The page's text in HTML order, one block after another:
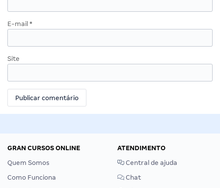
E-mail *
Site
GRAN CURSOS ONLINE
Quem Somos
Como Funciona
ATENDIMENTO
Central de ajuda
Chat